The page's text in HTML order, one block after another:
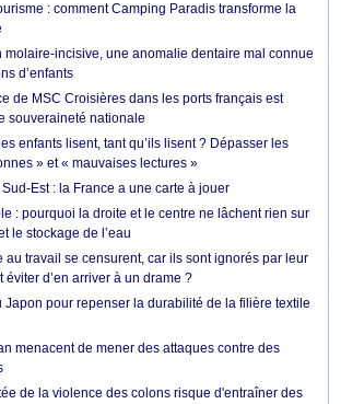
: comment Camping Paradis transforme la
molaire-incisive, une anomalie dentaire mal connue
d’enfants
de MSC Croisières dans les ports français est
souveraineté nationale
enfants lisent, tant qu’ils lisent ? Dépasser les
» et « mauvaises lectures »
Est : la France a une carte à jouer
: pourquoi la droite et le centre ne lâchent rien sur
le stockage de l’eau
au travail se censurent, car ils sont ignorés par leur
éviter d’en arriver à un drame ?
Japon pour repenser la durabilité de la filière textile
menacent de mener des attaques contre des
de la violence des colons risque d'entraîner des